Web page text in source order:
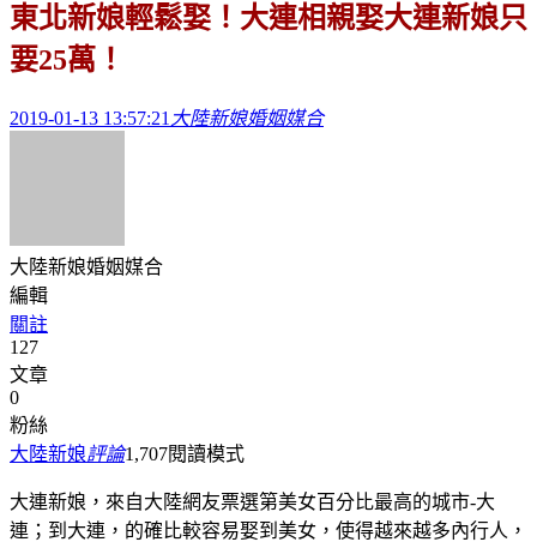
東北新娘輕鬆娶！大連相親娶大連新娘只
要25萬！
2019-01-13 13:57:21 大陸新娘婚姻媒合
大陸新娘婚姻媒合
編輯
關註
127
文章
0
粉絲
大陸新娘評論1,707閱讀模式
大連新娘，來自大陸網友票選第美女百分比最高的城市-大
連；到大連，的確比較容易娶到美女，使得越來越多內行人，